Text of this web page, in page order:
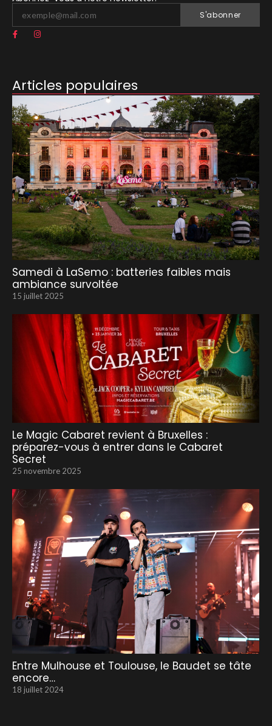
S'abonner
Articles populaires
Samedi à LaSemo : batteries faibles mais
ambiance survoltée
15 juillet 2025
Le Magic Cabaret revient à Bruxelles :
préparez-vous à entrer dans le Cabaret
Secret
25 novembre 2025
Entre Mulhouse et Toulouse, le Baudet se tâte
encore…
18 juillet 2024